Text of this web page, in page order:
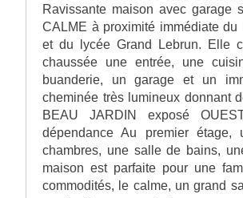
Ravissante maison avec garage
CALME à proximité immédiate du
et du lycée Grand Lebrun. Elle
chaussée une entrée, une
buanderie, un garage et un
cheminée très lumineux donnant
BEAU JARDIN exposé
dépendance Au premier
chambres, une salle de bains,
maison est parfaite pour une
commodités, le calme, un grand